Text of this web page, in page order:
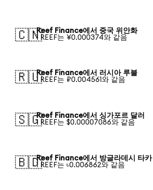
🇨🇳Reef Finance에서 중국 위안화
1 REEF는 ¥0.000374와 같음
🇷🇺Reef Finance에서 러시아 루블
1 REEF는 ₽0.004561와 같음
🇸🇬Reef Finance에서 싱가포르 달러
1 REEF는 $0.00007086와 같음
🇧🇩Reef Finance에서 방글라데시 타카
1 REEF는 ৳0.006862와 같음